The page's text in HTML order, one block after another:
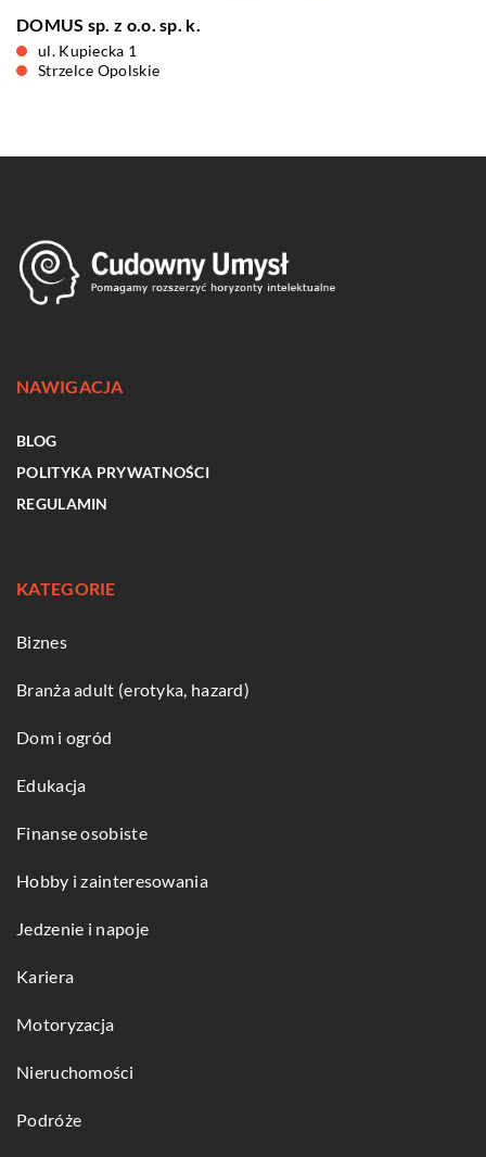
DOMUS sp. z o.o. sp. k.
ul. Kupiecka 1
Strzelce Opolskie
NAWIGACJA
BLOG
POLITYKA PRYWATNOŚCI
REGULAMIN
KATEGORIE
Biznes
Branża adult (erotyka, hazard)
Dom i ogród
Edukacja
Finanse osobiste
Hobby i zainteresowania
Jedzenie i napoje
Kariera
Motoryzacja
Nieruchomości
Podróże